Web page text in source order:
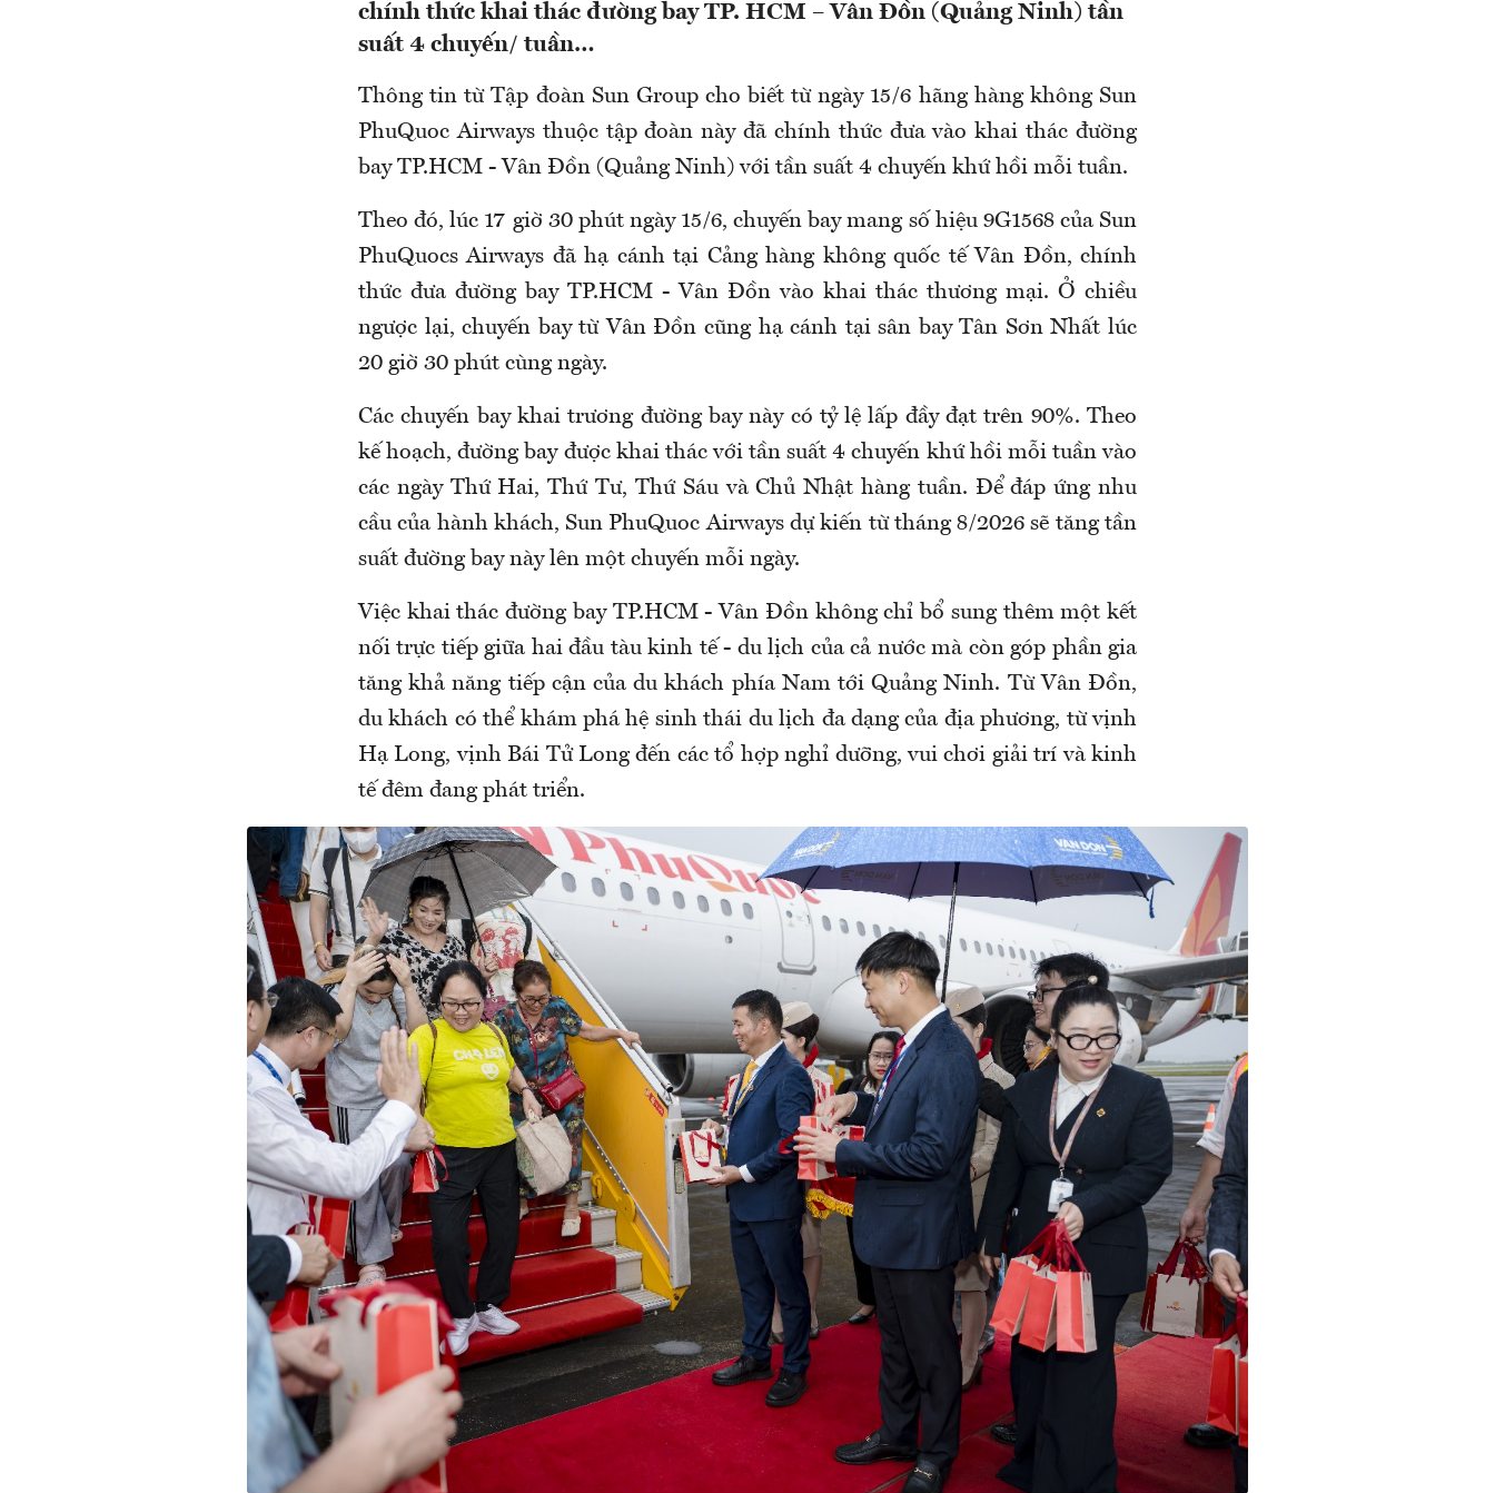
chính thức khai thác đường bay TP. HCM – Vân Đồn (Quảng Ninh) tần
suất 4 chuyến/ tuần…
Thông tin từ Tập đoàn Sun Group cho biết từ ngày 15/6 hãng hàng không Sun
PhuQuoc Airways thuộc tập đoàn này đã chính thức đưa vào khai thác đường
bay TP.HCM - Vân Đồn (Quảng Ninh) với tần suất 4 chuyến khứ hồi mỗi tuần.
Theo đó, lúc 17 giờ 30 phút ngày 15/6, chuyến bay mang số hiệu 9G1568 của Sun
PhuQuocs Airways đã hạ cánh tại Cảng hàng không quốc tế Vân Đồn, chính
thức đưa đường bay TP.HCM - Vân Đồn vào khai thác thương mại. Ở chiều
ngược lại, chuyến bay từ Vân Đồn cũng hạ cánh tại sân bay Tân Sơn Nhất lúc
20 giờ 30 phút cùng ngày.
Các chuyến bay khai trương đường bay này có tỷ lệ lấp đầy đạt trên 90%. Theo
kế hoạch, đường bay được khai thác với tần suất 4 chuyến khứ hồi mỗi tuần vào
các ngày Thứ Hai, Thứ Tư, Thứ Sáu và Chủ Nhật hàng tuần. Để đáp ứng nhu
cầu của hành khách, Sun PhuQuoc Airways dự kiến từ tháng 8/2026 sẽ tăng tần
suất đường bay này lên một chuyến mỗi ngày.
Việc khai thác đường bay TP.HCM - Vân Đồn không chỉ bổ sung thêm một kết
nối trực tiếp giữa hai đầu tàu kinh tế - du lịch của cả nước mà còn góp phần gia
tăng khả năng tiếp cận của du khách phía Nam tới Quảng Ninh. Từ Vân Đồn,
du khách có thể khám phá hệ sinh thái du lịch đa dạng của địa phương, từ vịnh
Hạ Long, vịnh Bái Tử Long đến các tổ hợp nghỉ dưỡng, vui chơi giải trí và kinh
tế đêm đang phát triển.